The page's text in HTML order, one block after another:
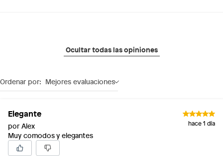
Ocultar todas las opiniones
Ordenar por: Mejores evaluaciones
Elegante
por Alex hace 1 día
Muy comodos y elegantes